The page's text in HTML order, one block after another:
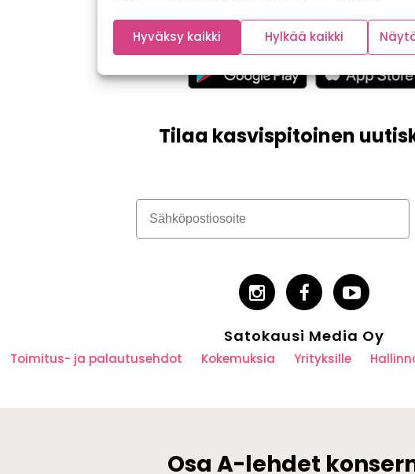
Hyväksy kaikki Hylkää kaikki
Tilaa kasvispitoinen
Satokausi Media Oy
Toimitus- ja palautusehdot Kokemuksia Yrityksille
Osa A-lehdet